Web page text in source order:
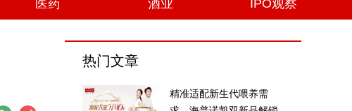
医药 酒业 IPO观察
热门文章
精准适配新生代喂养需